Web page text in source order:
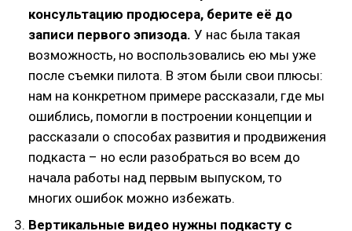
консультацию продюсера, берите её до
записи первого эпизода. У нас была такая
возможность, но воспользовались ею мы уже
после съемки пилота. В этом были свои плюсы:
нам на конкретном примере рассказали, где мы
ошиблись, помогли в построении концепции и
рассказали о способах развития и продвижения
подкаста – но если разобраться во всем до
начала работы над первым выпуском, то
многих ошибок можно избежать.
Вертикальные видео нужны подкасту с